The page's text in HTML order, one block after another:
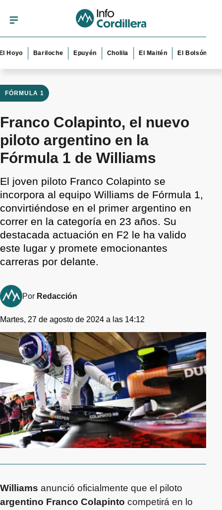
Bariloche Epuyén Cholila El Maitén El Bolsón Esquel
FÓRMULA 1
Franco Colapinto, el nuevo
piloto argentino en la
Fórmula 1 de Williams
El joven piloto Franco Colapinto se
incorpora al equipo Williams de Fórmula 1,
convirtiéndose en el primer argentino en
correr en la categoría en 23 años. Su
destacada actuación en F2 le ha valido
este lugar y promete emocionantes
carreras por delante.
Por Redacción
Martes, 27 de agosto de 2024 a las 14:12
Williams anunció oficialmente que el piloto
argentino Franco Colapinto competirá en lo